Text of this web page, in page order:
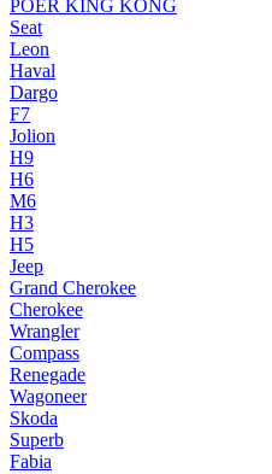
POER KING KONG
Seat
Leon
Haval
Dargo
F7
Jolion
H9
H6
M6
H3
H5
Jeep
Grand Cherokee
Cherokee
Wrangler
Compass
Renegade
Wagoneer
Skoda
Superb
Fabia